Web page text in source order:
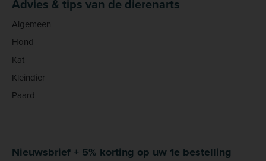
Advies & tips van de dierenarts
Algemeen
Hond
Kat
Kleindier
Paard
Nieuwsbrief + 5% korting op uw 1e bestelling